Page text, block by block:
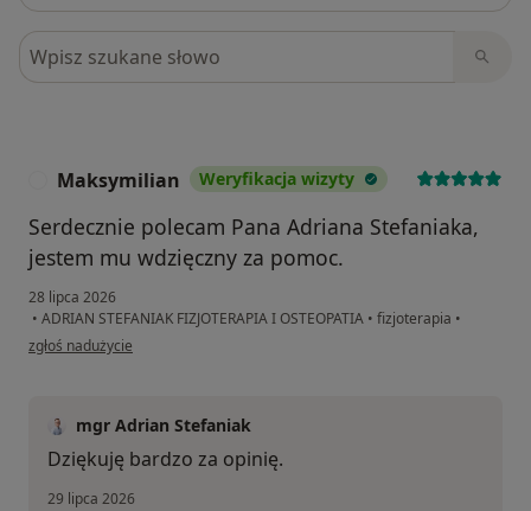
Szukaj w opiniach
Maksymilian Weryfikacja wizyty
Serdecznie polecam Pana Adriana Stefaniaka,
jestem mu wdzięczny za pomoc.
28 lipca 2026
• ADRIAN STEFANIAK FIZJOTERAPIA I OSTEOPATIA • fizjoterapia •
w opinii użytkownika Maksymilian
zgłoś nadużycie
mgr Adrian Stefaniak
Dziękuję bardzo za opinię.
29 lipca 2026